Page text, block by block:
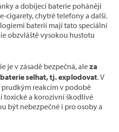
a dobíjecí baterie pohánějí
cigarety, chytré telefony a další.
baterií mají tato speciální
obzvláště vysokou hustotu
je v zásadě bezpečná, aleza
selhat, tj. explodovat. V
reakcím v podobě
toxické a korozivní škodlivé
být nebezpečné i pro osoby a